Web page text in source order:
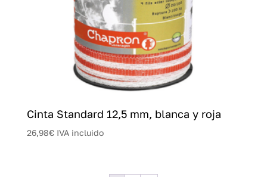
Cinta Standard 12,5 mm, blanca y roja
26,98€ IVA incluido